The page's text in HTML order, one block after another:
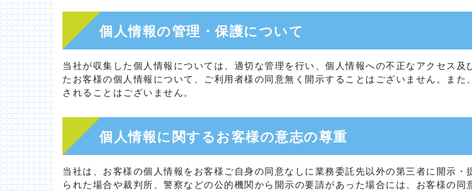
個人情報の管理・保護について
当社が収集した個人情報については、適切な管理を行い、個人情報への不正なアクセス
たお客様の個人情報について、ご利用者様の同意無く開示することはございません。ま
されることはございません。
個人情報に関するお客様の意志の尊重
当社は、お客様の個人情報をお客様ご自身の同意なしに業務委託先以外の第三者に開示
られた場合や裁判所、警察などの公的機関から開示の要請があった場合には、お客様の同